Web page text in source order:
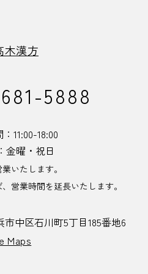
5888
11:00-18:00
金曜・祝日
いたします。
営業時間を延長いたします。
市中区石川町5丁目185番地6
Maps